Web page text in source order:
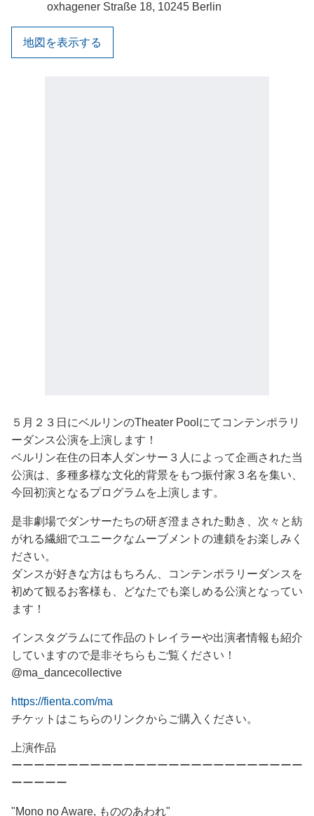
oxhagener Straße 18, 10245 Berlin
地図を表示する
５月２３日にベルリンのTheater Poolにてコンテンポラリ
ーダンス公演を上演します！
ベルリン在住の日本人ダンサー３人によって企画された当
公演は、多種多様な文化的背景をもつ振付家３名を集い、
今回初演となるプログラムを上演します。
是非劇場でダンサーたちの研ぎ澄まされた動き、次々と紡
がれる繊細でユニークなムーブメントの連鎖をお楽しみく
ださい。
ダンスが好きな方はもちろん、コンテンポラリーダンスを
初めて観るお客様も、どなたでも楽しめる公演となってい
ます！
インスタグラムにて作品のトレイラーや出演者情報も紹介
していますので是非そちらもご覧ください！
@ma_dancecollective
https://fienta.com/ma
チケットはこちらのリンクからご購入ください。
上演作品
ーーーーーーーーーーーーーーーーーーーーーーーーーー
ーーーーー
"Mono no Aware, もののあわれ"